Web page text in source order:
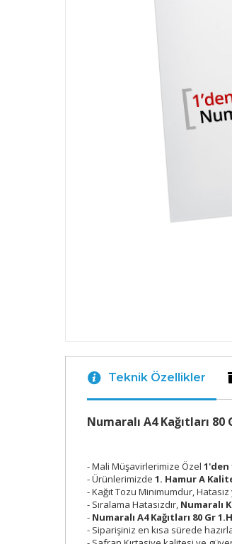
Teknik Özellikler
Numaralı A4 Kağıtları
- Mali Müşavirlerimize Özel 1'den
- Ürünlerimizde 1. Hamur A
- Kağıt Tozu Minimumdur,
- Sıralama Hatasızdır, Numaralı
- Numaralı A4 Kağıtları 80 Gr
- Siparişiniz en kısa sürede